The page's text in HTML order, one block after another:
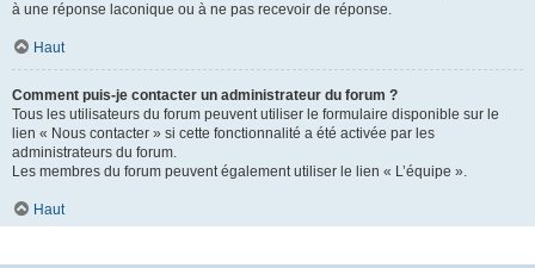
à une réponse laconique ou à ne pas recevoir de réponse.
Haut
Comment puis-je contacter un administrateur du forum ?
Tous les utilisateurs du forum peuvent utiliser le formulaire disponible sur le
lien « Nous contacter » si cette fonctionnalité a été activée par les
administrateurs du forum.
Les membres du forum peuvent également utiliser le lien « L’équipe ».
Haut